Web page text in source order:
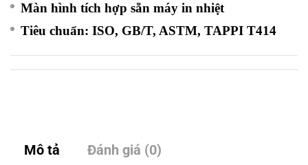
Màn hình tích hợp sẵn máy in nhiệt
Tiêu chuẩn: ISO, GB/T, ASTM, TAPPI T414
Mô tả Đánh giá (0)